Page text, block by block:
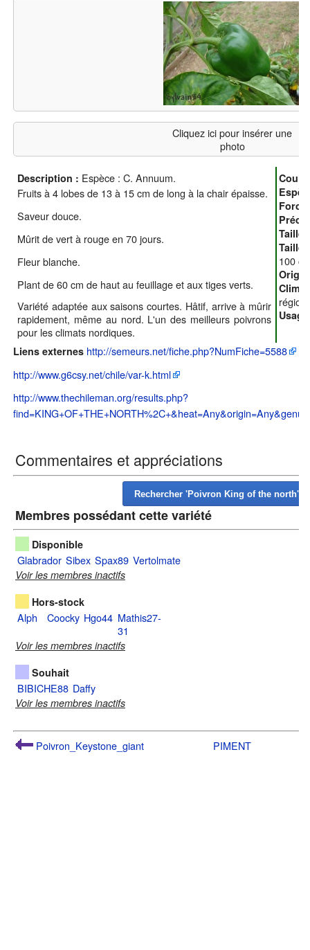
Cliquez ici pour insérer une
photo
Description : Espèce : C. Annuum.
Fruits à 4 lobes de 13 à 15 cm de long à la chair épaisse.
Saveur douce.
Mûrit de vert à rouge en 70 jours.
Fleur blanche.
Plant de 60 cm de haut au feuillage et aux tiges verts.
Variété adaptée aux saisons courtes. Hâtif, arrive à mûrir
rapidement, même au nord. L'un des meilleurs poivrons
pour les climats nordiques.
Taille
Taille
100
Liens externes http://semeurs.net/fiche.php?NumFiche=5588
http://www.g6csy.net/chile/var-k.html
http://www.thechileman.org/results.php?
Commentaires et appréciations
Membres possédant cette variété
Disponible
Glabrador Sibex Spax89 Vertolmate
Voir les membres inactifs
Hors-stock
Alph Coocky Hgo44 Mathis27-
31
Voir les membres inactifs
Souhait
BIBICHE88 Daffy
Voir les membres inactifs
Poivron_Keystone_giant PIMENT